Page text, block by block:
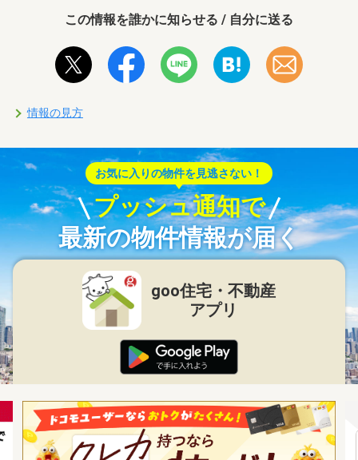
この情報を誰かに知らせる / 自分に送る
情報の見方
お気に入りの物件を見逃さない！
プッシュ通知で
最新の物件情報が届く
goo住宅・不動産
アプリ